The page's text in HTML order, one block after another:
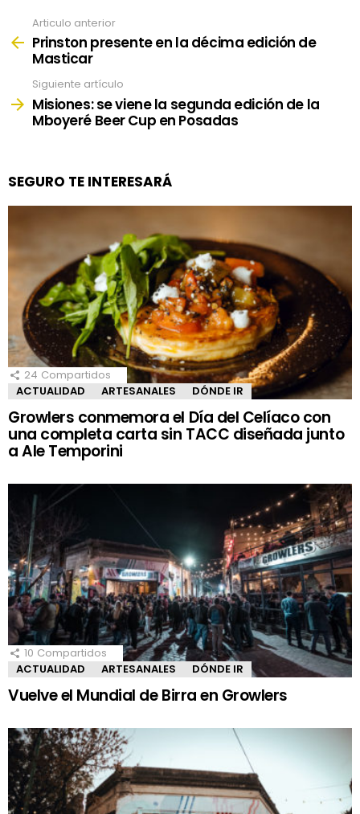
more
Articulo anterior
Prinston presente en la décima edición de
Masticar
Siguiente artículo
Misiones: se viene la segunda edición de la
Mboyeré Beer Cup en Posadas
SEGURO TE INTERESARÁ
24 Compartidos
ACTUALIDAD
ARTESANALES DÓNDE IR
Growlers conmemora el Día del Celíaco con
una completa carta sin TACC diseñada junto
a Ale Temporini
10 Compartidos
ACTUALIDAD
ARTESANALES DÓNDE IR
Vuelve el Mundial de Birra en Growlers